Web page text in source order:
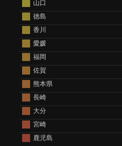
山口
徳島
香川
愛媛
福岡
佐賀
熊本県
長崎
大分
宮崎
鹿児島